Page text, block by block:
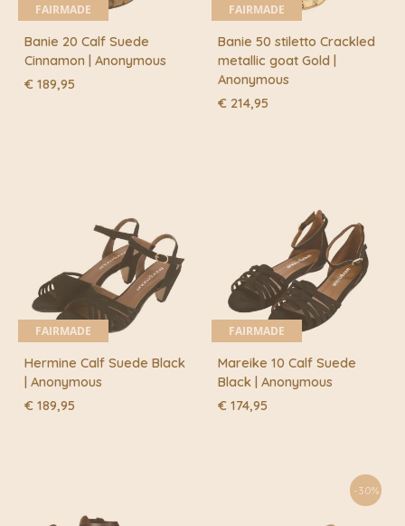
FAIRMADE
Banie 20 Calf Suede
Cinnamon | Anonymous
€ 189,95
FAIRMADE
Banie 50 stiletto Crackled
metallic goat Gold |
Anonymous
€ 214,95
FAIRMADE
Hermine Calf Suede Black
| Anonymous
€ 189,95
FAIRMADE
Mareike 10 Calf Suede
Black | Anonymous
€ 174,95
-30%